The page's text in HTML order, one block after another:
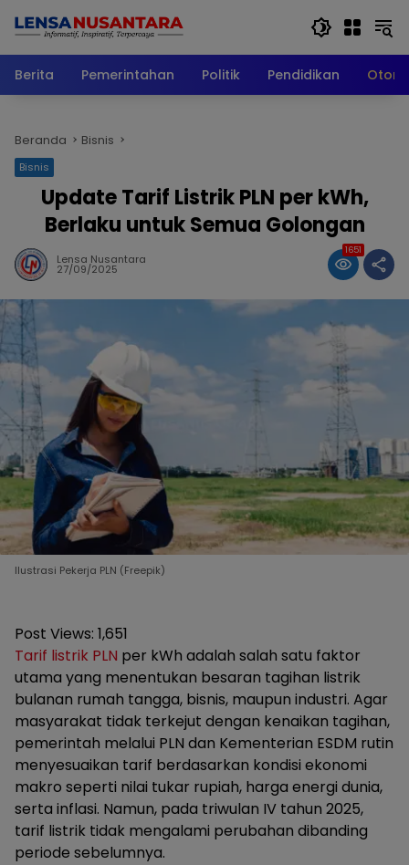
Berita
Pemerintahan Politik Pendidikan
Beranda Bisnis
Bisnis
Update Tarif Listrik PLN per kWh,
Berlaku untuk Semua Golongan
Lensa Nusantara
27/09/2025
1651
Ilustrasi Pekerja PLN (Freepik)
Post Views: 1,651
Tarif listrik PLN per kWh adalah salah satu faktor
utama yang menentukan besaran tagihan listrik
bulanan rumah tangga, bisnis, maupun industri. Agar
masyarakat tidak terkejut dengan kenaikan tagihan,
pemerintah melalui PLN dan Kementerian ESDM rutin
menyesuaikan tarif berdasarkan kondisi ekonomi
makro seperti nilai tukar rupiah, harga energi dunia,
serta inflasi. Namun, pada triwulan IV tahun 2025,
tarif listrik tidak mengalami perubahan dibanding
periode sebelumnya.